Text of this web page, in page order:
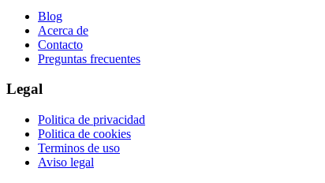
Blog
Acerca de
Contacto
Preguntas frecuentes
Legal
Politica de privacidad
Politica de cookies
Terminos de uso
Aviso legal